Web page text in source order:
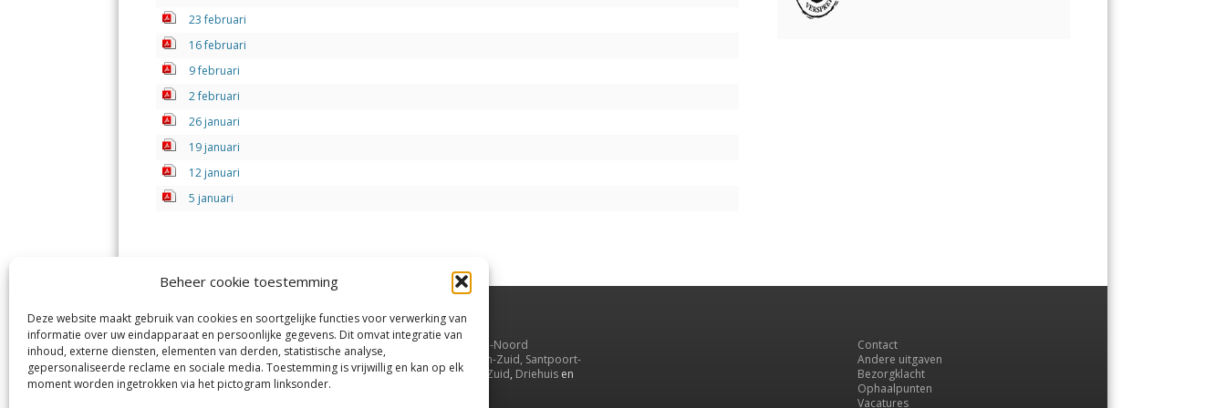
Beheer cookie toestemming
Deze website maakt gebruik van cookies en soortgelijke functies voor verwerking van
informatie over uw eindapparaat en persoonlijke gegevens. Dit omvat integratie van
inhoud, externe diensten, elementen van derden, statistische analyse,
gepersonaliseerde reclame en sociale media. Toestemming is vrijwillig en kan op elk
moment worden ingetrokken via het pictogram linksonder.
23 februari
16 februari
9 februari
2 februari
26 januari
19 januari
12 januari
5 januari
Jutter | Hofgeest
Margadantstraat 34
1976 DN IJmuiden
0255-533900
IJmuiden,
Velsen-Noord
Velserbroek
,Velsen-Zuid, Santpoort-
Noord, Santpoort-Zuid, Driehuisen
Contact
Andere uitgaven
Bezorgklacht
Ophaalpunten
Vacatures